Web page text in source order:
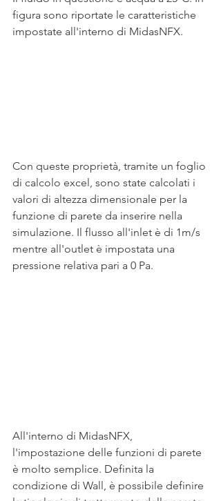
figura sono riportate le caratteristiche
impostate all'interno di MidasNFX.
Con queste proprietà, tramite un foglio
di calcolo excel, sono state calcolati i
valori di altezza dimensionale per la
funzione di parete da inserire nella
simulazione. Il flusso all'inlet è di 1m/s
mentre all'outlet è impostata una
pressione relativa pari a 0 Pa.
All'interno di MidasNFX,
l'impostazione delle funzioni di parete
è molto semplice. Definita la
condizione di Wall, è possibile definire